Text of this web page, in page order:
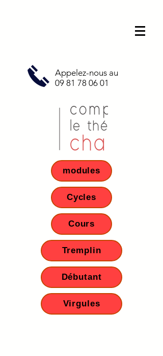
Appelez-nous au
09 81 78 06 01
modules
Cycles
Cours
Tremplin
Débutant
Virgules